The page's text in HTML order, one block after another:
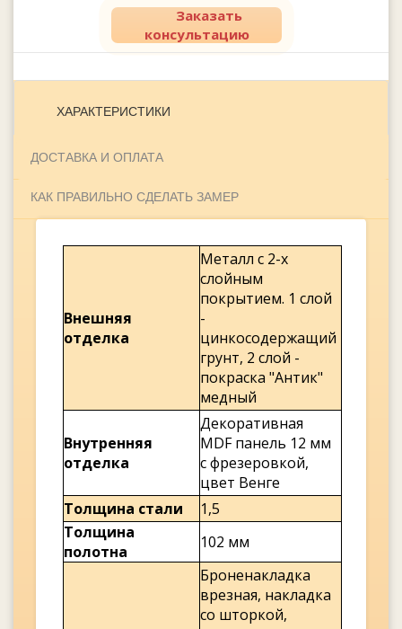
Заказать
консультацию
ХАРАКТЕРИСТИКИ
ДОСТАВКА И ОПЛАТА
КАК ПРАВИЛЬНО СДЕЛАТЬ ЗАМЕР
Внешняя
отделка
Металл с 2-х
слойным
покрытием. 1 слой
-
цинкосодержащий
грунт, 2 слой -
покраска "Антик"
медный
Внутренняя
отделка
Декоративная
MDF панель 12 мм
с фрезеровкой,
цвет Венге
Толщина стали
1,5
Толщина
полотна
102 мм
Броненакладка
врезная, накладка
со шторкой,